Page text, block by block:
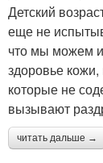
Детский
еще не
что мы можем
здоровье
которые не
вызывают
читать дальше →